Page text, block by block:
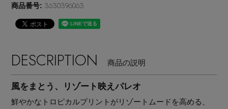
商品番号: 3630396063
DESCRIPTION 商品の説明
風をまとう、リゾート映えパレオ
鮮やかなトロピカルプリントがリゾートムードを高める、